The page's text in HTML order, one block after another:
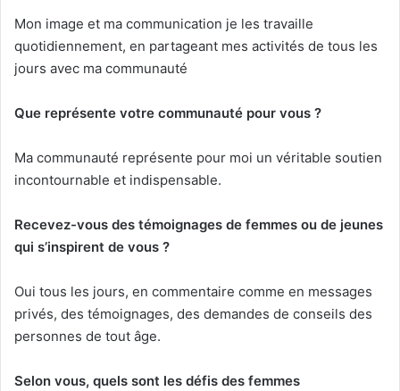
Mon image et ma communication je les travaille
quotidiennement, en partageant mes activités de tous les
jours avec ma communauté
Que représente votre communauté pour vous ?
Ma communauté représente pour moi un véritable soutien
incontournable et indispensable.
Recevez-vous des témoignages de femmes ou de jeunes
qui s’inspirent de vous ?
Oui tous les jours, en commentaire comme en messages
privés, des témoignages, des demandes de conseils des
personnes de tout âge.
Selon vous, quels sont les défis des femmes